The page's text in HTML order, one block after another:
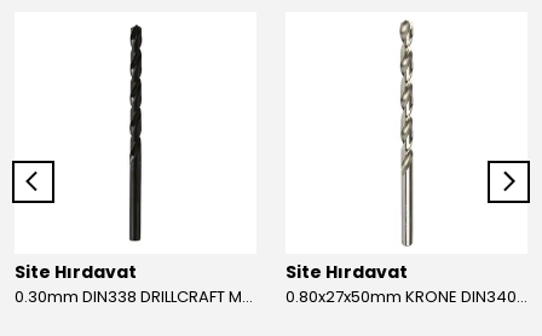
Site Hırdavat
0.30mm DIN338 DRILLCRAFT MATKAP UCU HSS 10 Adet
Site Hırdavat
0.80x27x50mm KRONE DIN340 UZUN MATKAP UCU HSS 10 Adet